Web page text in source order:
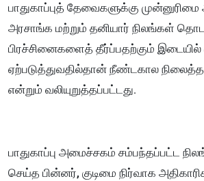
பாதுகாப்புத் தேவைகளுக்கு
அரசாங்க மற்றும் தனியார் நிலங்கள்
பிரச்சினைகளைத் தீர்ப்பதற்கும்
ஏற்படுத்துவதில்தான் நீண்டகால
என்றும் வலியுறுத்தப்பட்டது.
பாதுகாப்பு அமைச்சகம் சம்பந்தப்பட்ட
செய்த பின்னர், குடிமை நிர்வாக